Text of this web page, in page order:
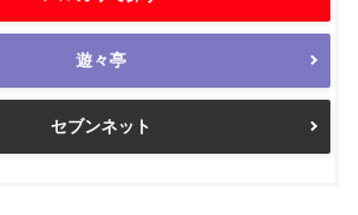
遊々亭
セブンネット